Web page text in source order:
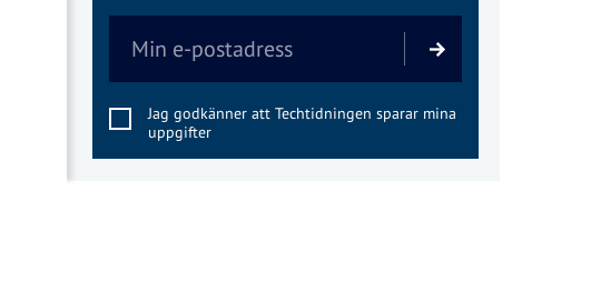
Jag godkänner att Techtidningen sparar mina
uppgifter